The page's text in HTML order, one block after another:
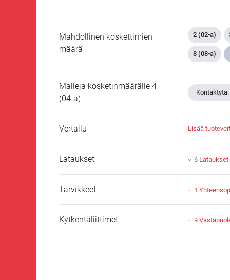
Mahdollinen koskettimien
määrä
2 (02-a)
8 (08-a)
Malleja kosketinmäärälle 4
(04-a)
Vertailu Lisää
Lataukset 6 Lataukset
Tarvikkeet 1
Kytkentäliittimet 9